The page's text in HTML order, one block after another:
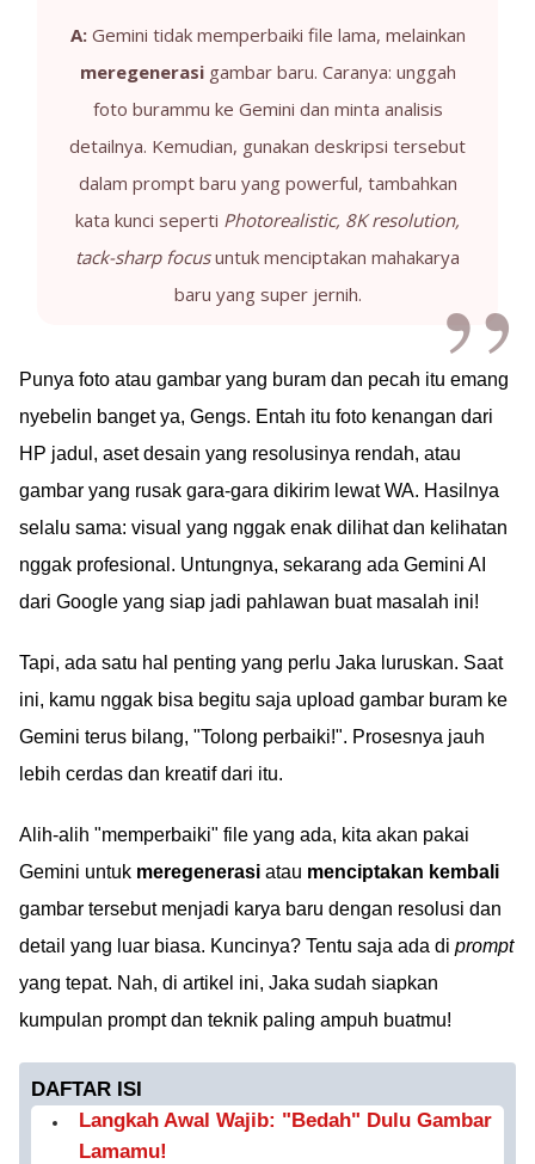
A:Gemini tidak memperbaiki file lama, melainkan
meregenerasigambar baru. Caranya: unggah
foto burammu ke Gemini dan minta analisis
detailnya. Kemudian, gunakan deskripsi tersebut
dalam prompt baru yang powerful, tambahkan
kata kunci seperti Photorealistic, 8K resolution,
tack-sharp focusuntuk menciptakan mahakarya
baru yang super jernih.
Punya foto atau gambar yang buram dan pecah itu emang
nyebelin banget ya, Gengs. Entah itu foto kenangan dari
HP jadul, aset desain yang resolusinya rendah, atau
gambar yang rusak gara-gara dikirim lewat WA. Hasilnya
selalu sama: visual yang nggak enak dilihat dan kelihatan
nggak profesional. Untungnya, sekarang ada Gemini AI
dari Google yang siap jadi pahlawan buat masalah ini!
Tapi, ada satu hal penting yang perlu Jaka luruskan. Saat
ini, kamu nggak bisa begitu saja upload gambar buram ke
Gemini terus bilang, "Tolong perbaiki!". Prosesnya jauh
lebih cerdas dan kreatif dari itu.
Alih-alih "memperbaiki" file yang ada, kita akan pakai
Gemini untuk meregenerasi atau menciptakan kembali
gambar tersebut menjadi karya baru dengan resolusi dan
detail yang luar biasa. Kuncinya? Tentu saja ada di prompt
yang tepat. Nah, di artikel ini, Jaka sudah siapkan
kumpulan prompt dan teknik paling ampuh buatmu!
DAFTAR ISI
Langkah Awal Wajib: "Bedah" Dulu Gambar
Lamamu!